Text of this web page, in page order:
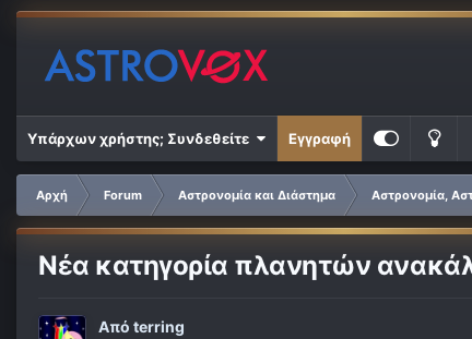
Υπάρχων χρήστης; Συνδεθείτε Εγγραφή
Αρχή Forum Αστρονομία και Διάστημα Αστρονομία,
Νέα κατηγορία πλανητών
Από terring